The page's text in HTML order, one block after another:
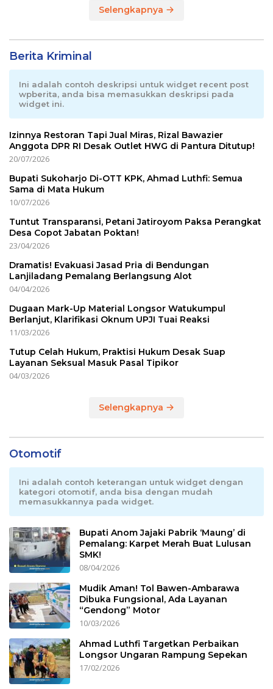
Selengkapnya
Berita Kriminal
Ini adalah contoh deskripsi untuk widget recent post
wpberita, anda bisa memasukkan deskripsi pada
widget ini.
Izinnya Restoran Tapi Jual Miras, Rizal Bawazier
Anggota DPR RI Desak Outlet HWG di Pantura Ditutup!
20/07/2026
Bupati Sukoharjo Di-OTT KPK, Ahmad Luthfi: Semua
Sama di Mata Hukum
10/07/2026
Tuntut Transparansi, Petani Jatiroyom Paksa Perangkat
Desa Copot Jabatan Poktan!
23/04/2026
Dramatis! Evakuasi Jasad Pria di Bendungan
Lanjiladang Pemalang Berlangsung Alot
04/04/2026
Dugaan Mark-Up Material Longsor Watukumpul
Berlanjut, Klarifikasi Oknum UPJI Tuai Reaksi
11/03/2026
Tutup Celah Hukum, Praktisi Hukum Desak Suap
Layanan Seksual Masuk Pasal Tipikor
04/03/2026
Selengkapnya
Otomotif
Ini adalah contoh keterangan untuk widget dengan
kategori otomotif, anda bisa dengan mudah
memasukkannya pada widget.
Bupati Anom Jajaki Pabrik ‘Maung’ di
Pemalang: Karpet Merah Buat Lulusan
SMK!
08/04/2026
Mudik Aman! Tol Bawen-Ambarawa
Dibuka Fungsional, Ada Layanan
“Gendong” Motor
10/03/2026
Ahmad Luthfi Targetkan Perbaikan
Longsor Ungaran Rampung Sepekan
17/02/2026